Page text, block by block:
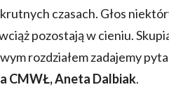
czasach. Głos
pozostają w cieniu.
rozdziałem zadajemy
CMWŁ, Aneta Dalbiak.